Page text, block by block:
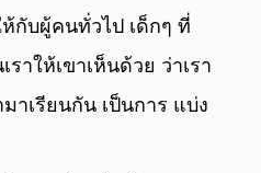
กับผู้คนทั่วไป เด็กๆ ที่
าให้เขาเห็นด้วย ว่าเรา
าเรียนกัน เป็นการ แบ่ง